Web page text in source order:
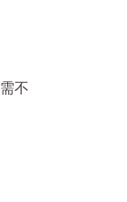
不